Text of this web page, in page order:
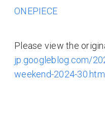
ONEPIECE
Please view the
jp.googleblog.com/
weekend-2024-